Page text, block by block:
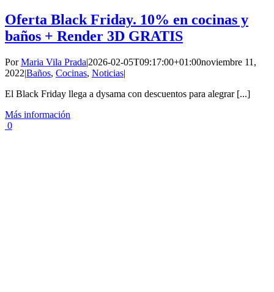
Oferta Black Friday. 10% en cocinas y
baños + Render 3D GRATIS
PorMaria Vila Prada|2026-02-05T09:17:00+01:00noviembre 11,
2022|Baños, Cocinas, Noticias|
El Black Friday llega a dysama con descuentos para alegrar [...]
Más información
0